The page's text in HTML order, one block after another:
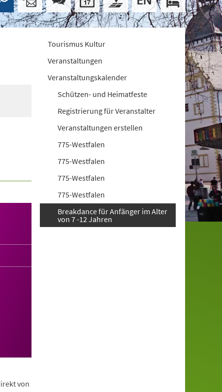
von
Tourismus Kultur
Veranstaltungen
Veranstaltungskalender
Schützen- und Heimatfeste
Registrierung für Veranstalter
Veranstaltungen erstellen
775-Westfalen
775-Westfalen
775-Westfalen
775-Westfalen
Breakdance für Anfänger im Alter
von 7 -12 Jahren